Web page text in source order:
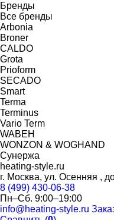
Бренды
Все бренды
Arbonia
Broner
CALDO
Grota
Prioform
SECADO
Smart
Terma
Terminus
Vario Term
WABEH
WONZON & WOGHAND
Сунержа
heating-style.ru
г. Москва, ул. Осенняя ,
8 (499) 430-06-38
Пн–Сб. 9:00–19:00
info@heating-style.ru